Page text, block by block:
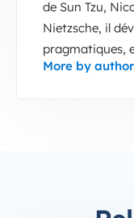
de Sun Tzu,
Nietzsche, il
pragmatiques,
More by author